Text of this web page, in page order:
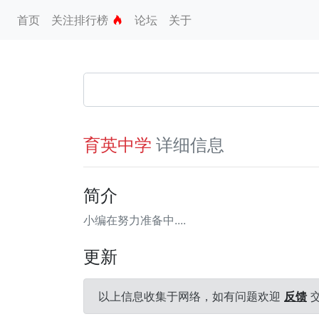
首页 关注排行榜 论坛 关于
育英中学 详细信息
简介
小编在努力准备中....
更新
以上信息收集于网络，如有问题欢迎 反馈